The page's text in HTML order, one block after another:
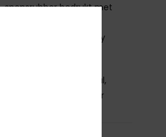
sponsrubber bedrukt met
sponsrubber met Roxy
synthetisch/2% metaal,
100% sponsrubber